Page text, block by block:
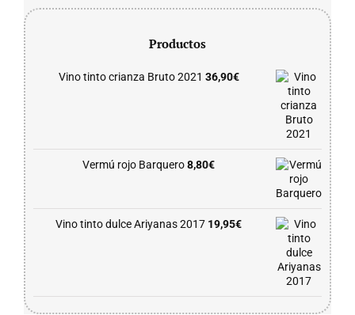
Productos
Vino tinto crianza Bruto 2021 36,90€
Vermú rojo Barquero8,80€
Vino tinto dulce Ariyanas 2017 19,95€